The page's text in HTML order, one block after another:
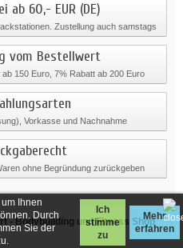
Ihnen
Durch
Sie der
Ich
stimme
zu
Mehr
erfahren
ab 60,- EUR (DE)
Zustellung auch samstags
vom Bestellwert
150 Euro, 7% Rabatt ab 200 Euro
Vorkasse und Nachnahme
ohne Begründung zurückgeben
- Bodybuilding und Fitness Shop